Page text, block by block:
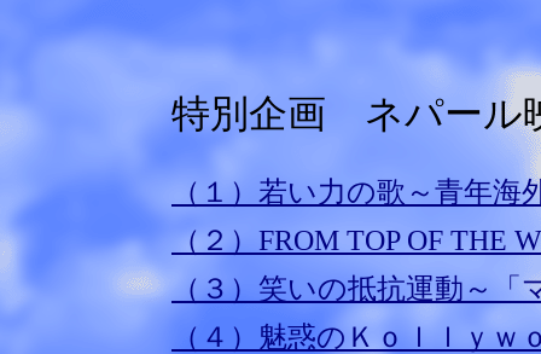
特別企画 ネパール
（１）若い力の歌～青年海
（２）FROM TOP OF THE
（３）笑いの抵抗運動～「
（４）魅惑のＫｏｌｌｙ